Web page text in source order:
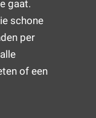
gaat.
schone
per
of een